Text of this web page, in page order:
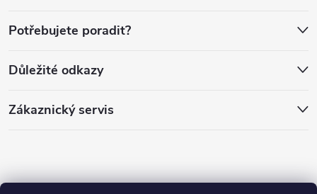
aPotřebujete poradit?
Důležité odkazy
Zákaznický servis